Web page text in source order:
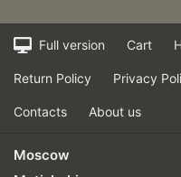
Full version Cart
Return Policy Privacy
Contacts About us
Moscow